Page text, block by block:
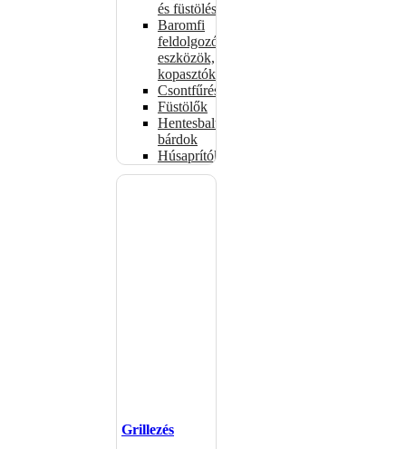
és füstöléshez
Baromfi
feldolgozó
eszközök,
kopasztók
Csontfűrészek
Füstölők
Hentesbalták,
bárdok
Húsaprítók
Grillezés